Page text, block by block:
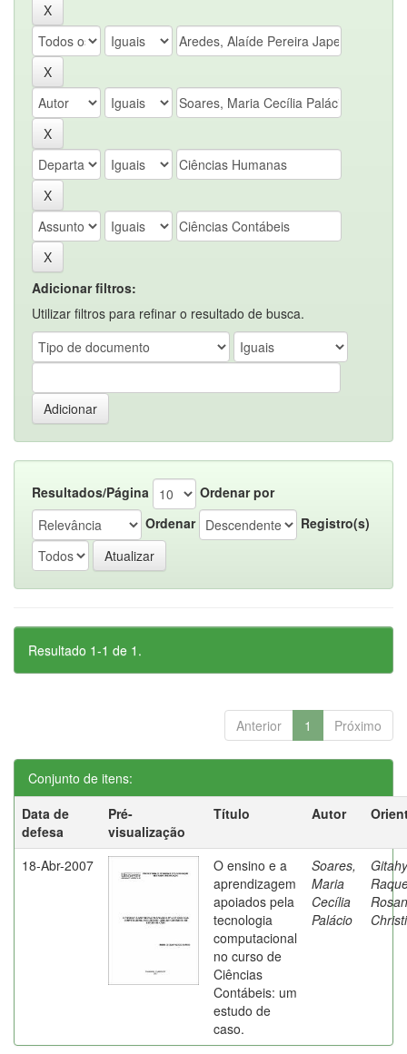
Adicionar filtros:
Utilizar filtros para refinar o resultado de busca.
Resultados/Página
Ordenar por
Ordenar
Registro(s)
Resultado 1-1 de 1.
Anterior 1 Próximo
Conjunto de itens:
Data de
defesa
Pré-
visualização
Título Autor
18-Abr-2007
O ensino e a
aprendizagem
apoiados pela
tecnologia
computacional
no curso de
Ciências
Contábeis: um
estudo de
caso.
Soares,
Maria
Cecília
Palácio
Rosan